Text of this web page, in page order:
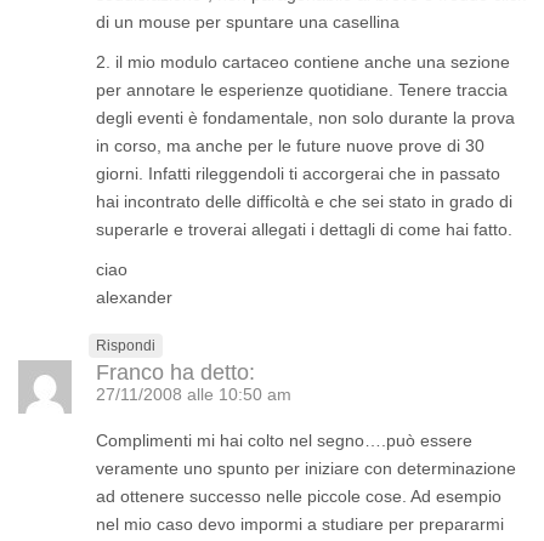
di un mouse per spuntare una casellina
2. il mio modulo cartaceo contiene anche una sezione
per annotare le esperienze quotidiane. Tenere traccia
degli eventi è fondamentale, non solo durante la prova
in corso, ma anche per le future nuove prove di 30
giorni. Infatti rileggendoli ti accorgerai che in passato
hai incontrato delle difficoltà e che sei stato in grado di
superarle e troverai allegati i dettagli di come hai fatto.
ciao
alexander
Rispondi
Franco ha detto:
27/11/2008 alle 10:50 am
Complimenti mi hai colto nel segno….può essere
veramente uno spunto per iniziare con determinazione
ad ottenere successo nelle piccole cose. Ad esempio
nel mio caso devo impormi a studiare per prepararmi